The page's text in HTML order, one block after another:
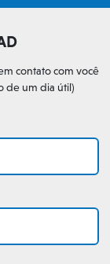
contato com você
de um dia útil)